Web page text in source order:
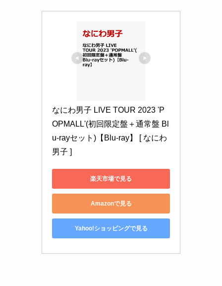
なにわ男子 LIVE TOUR 2023 'P
OPMALL'(初回限定盤＋通常盤 Bl
u-rayセット)【Blu-ray】 [ なにわ
男子 ]
楽天市場で見る
Amazonで見る
Yahoo!ショッピングで見る